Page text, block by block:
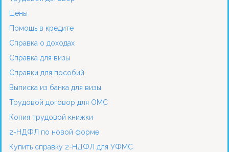
Цены
Помощь в кредите
Справка о доходах
Справка для визы
Справки для пособий
Выписка из банка для визы
Трудовой договор для ОМС
Копия трудовой книжки
2-НДФЛ по новой форме
Купить справку 2-НДФЛ для УФМС